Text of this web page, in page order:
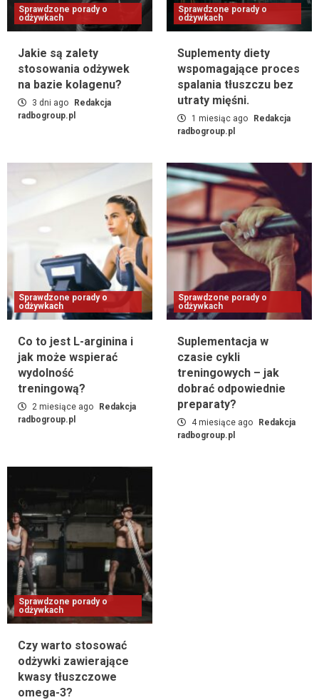
Sprawdzone porady o
odżywkach
Jakie są zalety
stosowania odżywek
na bazie kolagenu?
3 dni ago
Redakcja
radbogroup.pl
Sprawdzone porady o
odżywkach
Suplementy diety
wspomagające proces
spalania tłuszczu bez
utraty mięśni.
1 miesiąc ago
Redakcja
radbogroup.pl
Sprawdzone porady o
odżywkach
Co to jest L-arginina i
jak może wspierać
wydolność
treningową?
2 miesiące ago
Redakcja
radbogroup.pl
Sprawdzone porady o
odżywkach
Suplementacja w
czasie cykli
treningowych – jak
dobrać odpowiednie
preparaty?
4 miesiące ago
Redakcja
radbogroup.pl
Sprawdzone porady o
odżywkach
Czy warto stosować
odżywki zawierające
kwasy tłuszczowe
omega-3?